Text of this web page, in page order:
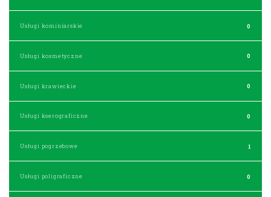
Usługi kominiarskie 0
Usługi kosmetyczne 0
Usługi krawieckie 0
Usługi kserograficzne 0
Usługi pogrzebowe 1
Usługi poligraficzne 0